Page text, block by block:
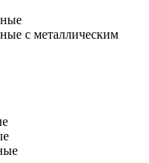
с металлическим